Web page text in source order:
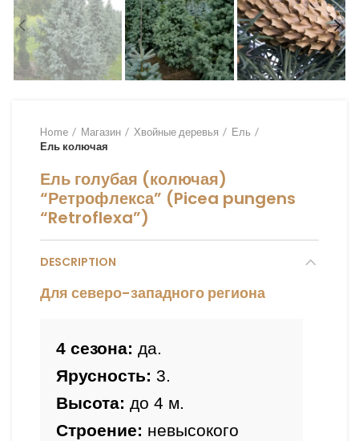
Home Магазин Хвойные деревья
Ель
Ель колючая
Ель голубая (колючая)
“Ретрофлекса” (Picea pungens
“Retroflexa”)
DESCRIPTION
Для северо-западного региона
4 сезона:
Ярусность: 3.
Высота: до 4 м.
Строение: невысокого